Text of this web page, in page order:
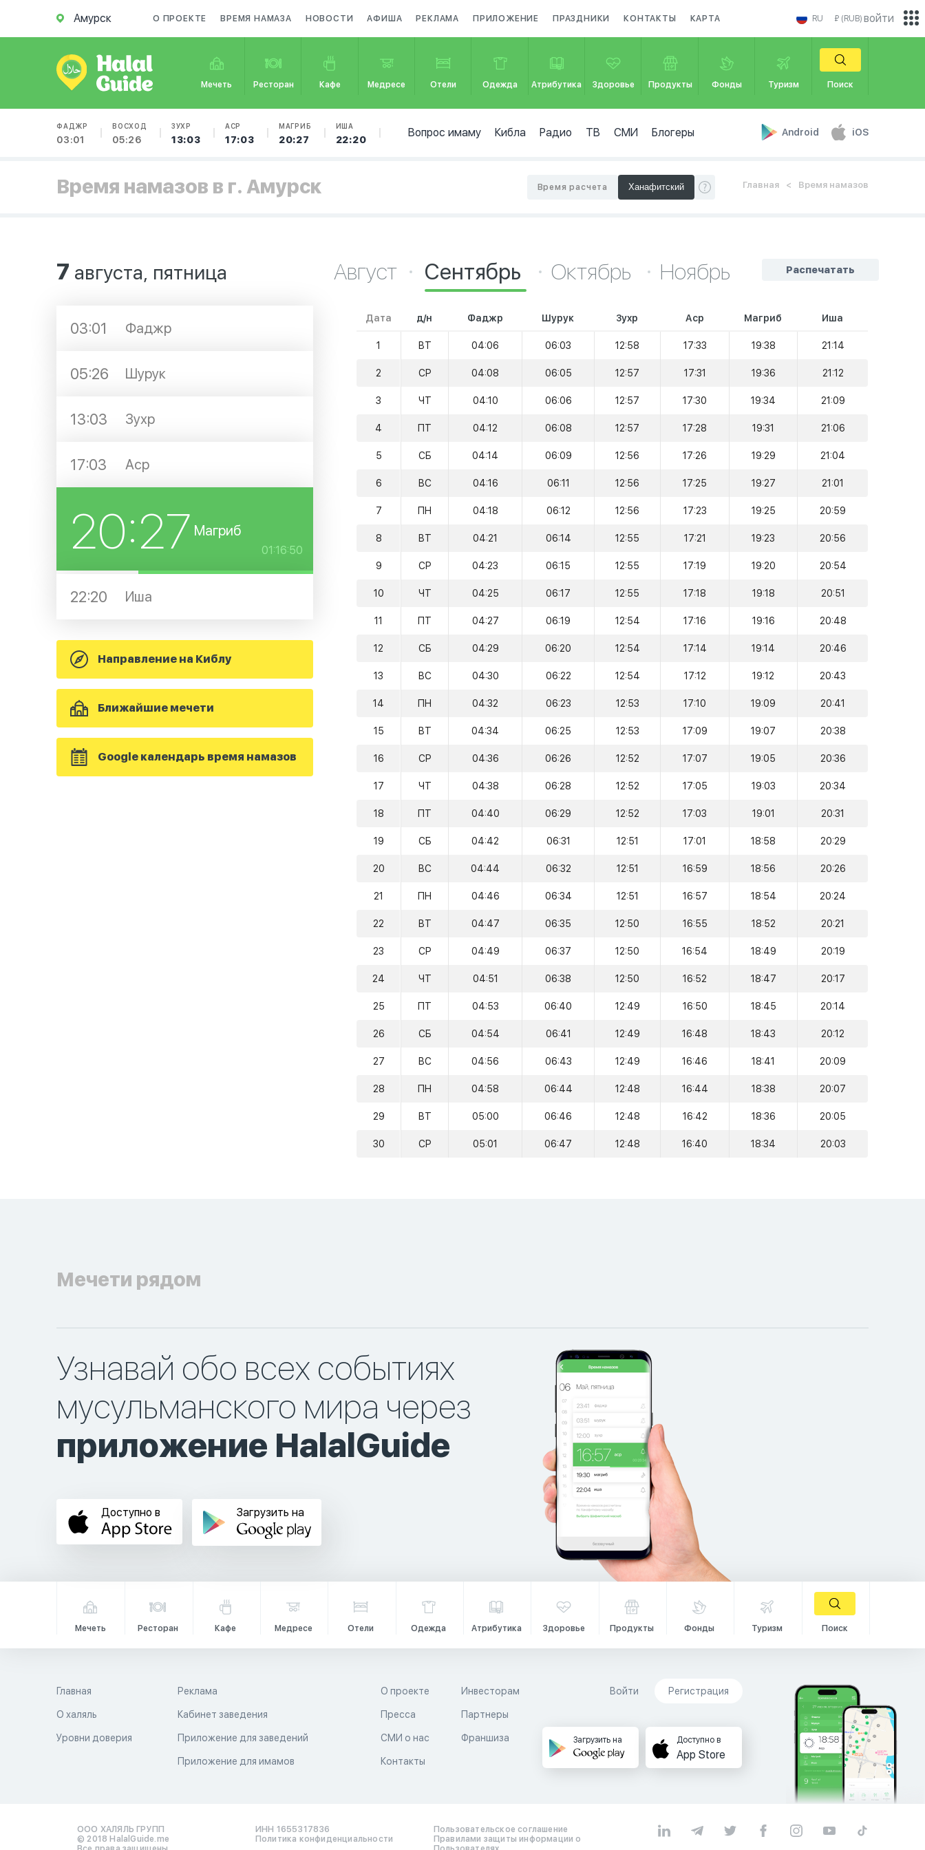
Амурск О ПРОЕКТЕ ВРЕМЯ НАМАЗА НОВОСТИ АФИША РЕКЛАМА ПРИЛОЖЕНИЕ ПРАЗДНИКИ КОНТАКТЫ КАРТА RU ₽ (RUB)
Мечеть Ресторан Кафе Медресе Отели Одежда Атрибутика Здоровье Продукты Фонды Туризм Поиск
ФАДЖР
03:01
ВОСХОД
05:26
ЗУХР
13:03
АСР
17:03
МАГРИБ
20:27
ИША
22:20
Вопрос имаму Кибла Радио ТВ СМИ Блогеры Android iOS
войти
Время намазов в г. Амурск Главная Время намазов
Время расчета
7 августа, пятница
03:01 Фаджр
05:26 Шурук
13:03 Зухр
17:03 Аср
20:27 Магриб
01:16:49
22:20 Иша
Направление на Киблу
Ближайшие мечети
Google календарь время намазов
Распечатать
Август Сентябрь Октябрь Ноябрь
Дата д/н Фаджр Шурук Зухр Аср Магриб Иша
1 ВТ 04:06 06:03 12:58 17:33 19:38 21:14
2 СР 04:08 06:05 12:57 17:31 19:36 21:12
3 ЧТ 04:10 06:06 12:57 17:30 19:34 21:09
4 ПТ 04:12 06:08 12:57 17:28 19:31 21:06
5 СБ 04:14 06:09 12:56 17:26 19:29 21:04
6 ВС 04:16 06:11 12:56 17:25 19:27 21:01
7 ПН 04:18 06:12 12:56 17:23 19:25 20:59
8 ВТ 04:21 06:14 12:55 17:21 19:23 20:56
9 СР 04:23 06:15 12:55 17:19 19:20 20:54
10 ЧТ 04:25 06:17 12:55 17:18 19:18 20:51
11 ПТ 04:27 06:19 12:54 17:16 19:16 20:48
12 СБ 04:29 06:20 12:54 17:14 19:14 20:46
13 ВС 04:30 06:22 12:54 17:12 19:12 20:43
14 ПН 04:32 06:23 12:53 17:10 19:09 20:41
15 ВТ 04:34 06:25 12:53 17:09 19:07 20:38
16 СР 04:36 06:26 12:52 17:07 19:05 20:36
17 ЧТ 04:38 06:28 12:52 17:05 19:03 20:34
18 ПТ 04:40 06:29 12:52 17:03 19:01 20:31
19 СБ 04:42 06:31 12:51 17:01 18:58 20:29
20 ВС 04:44 06:32 12:51 16:59 18:56 20:26
21 ПН 04:46 06:34 12:51 16:57 18:54 20:24
22 ВТ 04:47 06:35 12:50 16:55 18:52 20:21
23 СР 04:49 06:37 12:50 16:54 18:49 20:19
24 ЧТ 04:51 06:38 12:50 16:52 18:47 20:17
25 ПТ 04:53 06:40 12:49 16:50 18:45 20:14
26 СБ 04:54 06:41 12:49 16:48 18:43 20:12
27 ВС 04:56 06:43 12:49 16:46 18:41 20:09
28 ПН 04:58 06:44 12:48 16:44 18:38 20:07
29 ВТ 05:00 06:46 12:48 16:42 18:36 20:05
30 СР 05:01 06:47 12:48 16:40 18:34 20:03
Мечети рядом
Узнавай обо всех событиях
мусульманского мира через
приложение HalalGuide
Доступно в Загрузить на
Мечеть Ресторан Кафе Медресе Отели Одежда Атрибутика Здоровье Продукты Фонды Туризм Поиск
Главная
О халяль
Уровни доверия
Реклама
Кабинет заведения
Приложение для заведений
Приложение для имамов
О проекте
Пресса
СМИ о нас
Контакты
Инвесторам
Партнеры
Франшиза
Войти Регистрация
Загрузить на Доступно в
App Store
ООО ХАЛЯЛЬ ГРУПП
© 2018 HalalGuide.me
ИНН 1655317836
Политика конфиденциальности
Пользовательское соглашение
Правилами защиты информации о